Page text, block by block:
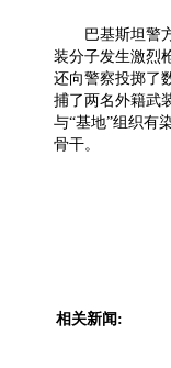
巴基斯坦警方
装分子发生激烈
还向警察投掷了
捕了两名外籍武
与“基地”组织有
骨干。
相关新闻: